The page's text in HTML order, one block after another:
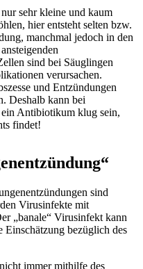
sehr kleine und kaum
hier entsteht selten bzw.
manchmal jedoch in den
sind bei Säuglingen
verursachen.
und Entzündungen
Deshalb kann bei
Antibiotikum klug sein,
findet!
sind
Virusinfekte mit
„banale“ Virusinfekt kann
Einschätzung bezüglich des
immer mithilfe des